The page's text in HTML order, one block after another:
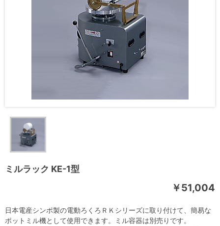
ミルラック KE-1型
￥51,004
日本電産シンポ製の電動ろくろＲＫシリーズに取り付けて、簡易な
ポットミル機として使用できます。ミル容器は別売りです。